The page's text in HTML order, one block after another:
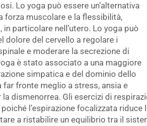
Lo yoga può essere un’alternativa
forza muscolare e la flessibilità,
particolare nell’utero. Lo yoga può
dolore del cervello a regolare i
e moderare la secrezione di
è stato associato a una maggiore
simpatica e del dominio dello
fronte meglio a stress, ansia e
dismenorrea. Gli esercizi di
l’espirazione focalizzata riduce
a ristabilire un equilibrio tra il